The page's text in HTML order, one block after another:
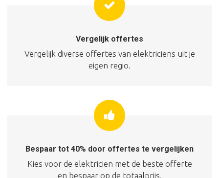
Vergelijk offertes
Vergelijk diverse offertes van elektriciens uit je
eigen regio.
Bespaar tot 40% door offertes te vergelijken
Kies voor de elektricien met de beste offerte
en bespaar op de totaalprijs.